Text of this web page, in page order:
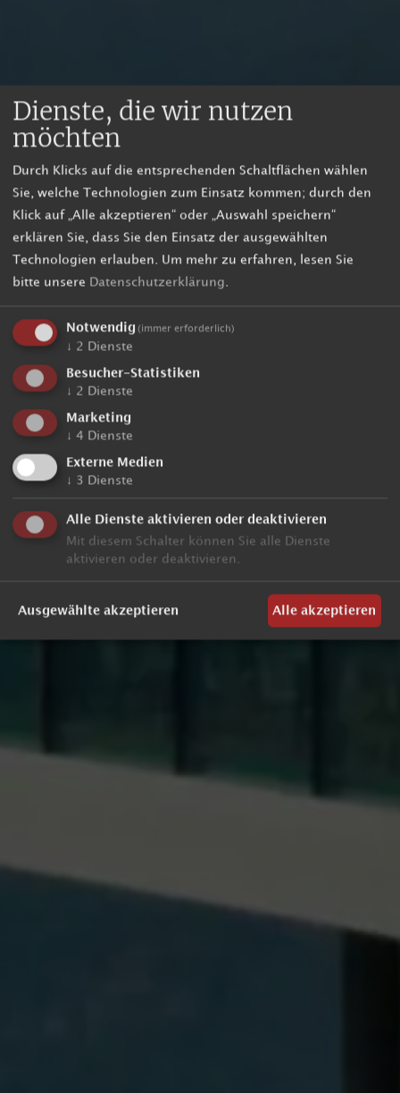
Dienste, die wir nutzen
möchten
Durch Klicks auf die entsprechenden Schaltflächen wählen
Sie, welche Technologien zum Einsatz kommen; durch den
Klick auf „Alle akzeptieren“ oder „Auswahl speichern“
erklären Sie, dass Sie den Einsatz der ausgewählten
Technologien erlauben. Um mehr zu erfahren, lesen Sie
bitte unsere
Datenschutzerklärung.
Notwendig (immer erforderlich)
↓ 2 Dienste
Besucher-Statistiken
↓ 2 Dienste
Marketing
↓ 4 Dienste
Externe Medien
↓ 3 Dienste
Alle Dienste aktivieren oder deaktivieren
Mit diesem Schalter können Sie alle Dienste
aktivieren oder deaktivieren.
Ausgewählte akzeptieren Alle akzeptieren